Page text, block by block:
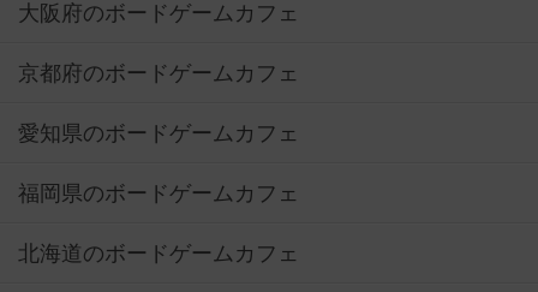
大阪府のボードゲームカフェ
京都府のボードゲームカフェ
愛知県のボードゲームカフェ
福岡県のボードゲームカフェ
北海道のボードゲームカフェ